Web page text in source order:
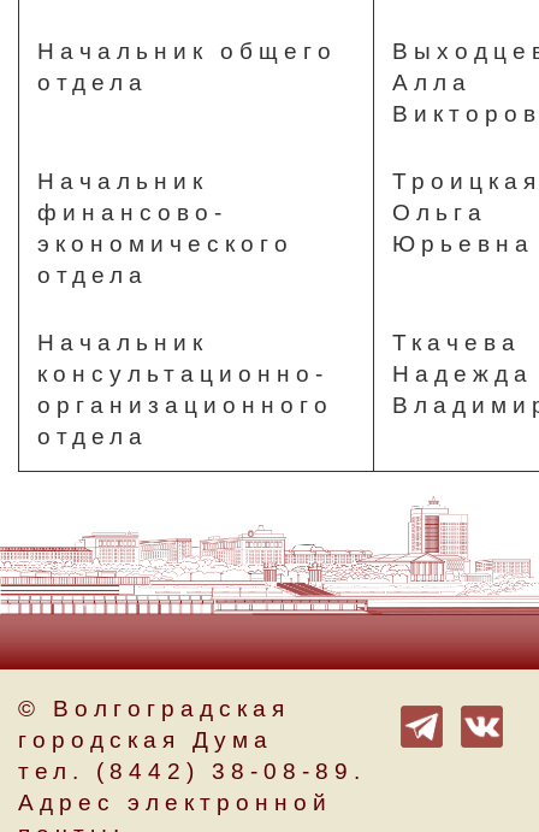
Начальник общего
отдела
Алла
Начальник
финансово-
экономического
отдела
Ольга
Юрьевна
Начальник
консультационно-
организационного
отдела
Ткачева
Надежда
© Волгоградская
городская Дума
тел. (8442) 38-08-89.
Адрес электронной